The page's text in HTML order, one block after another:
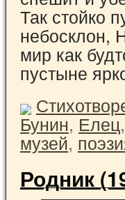
Так стойко
небосклон,
мир как
пустыне
Бунин,Елец
музей,
Родник